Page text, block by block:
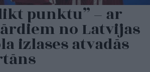
punktu” – ar
no Latvijas
izlases atvadās